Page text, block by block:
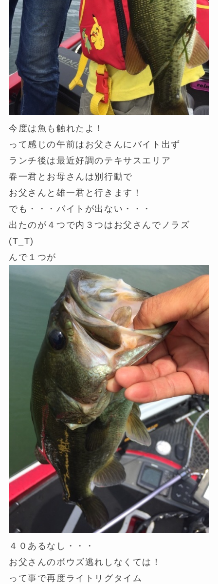
今度は魚も触れたよ！
って感じの午前はお父さんにバイト出ず
ランチ後は最近好調のテキサスエリア
春一君とお母さんは別行動で
お父さんと雄一君と行きます！
でも・・・バイトが出ない・・・
出たのが４つで内３つはお父さんでノラズ
(T_T)
んで１つが
４０あるなし・・・
お父さんのボウズ逃れしなくては！
って事で再度ライトリグタイム